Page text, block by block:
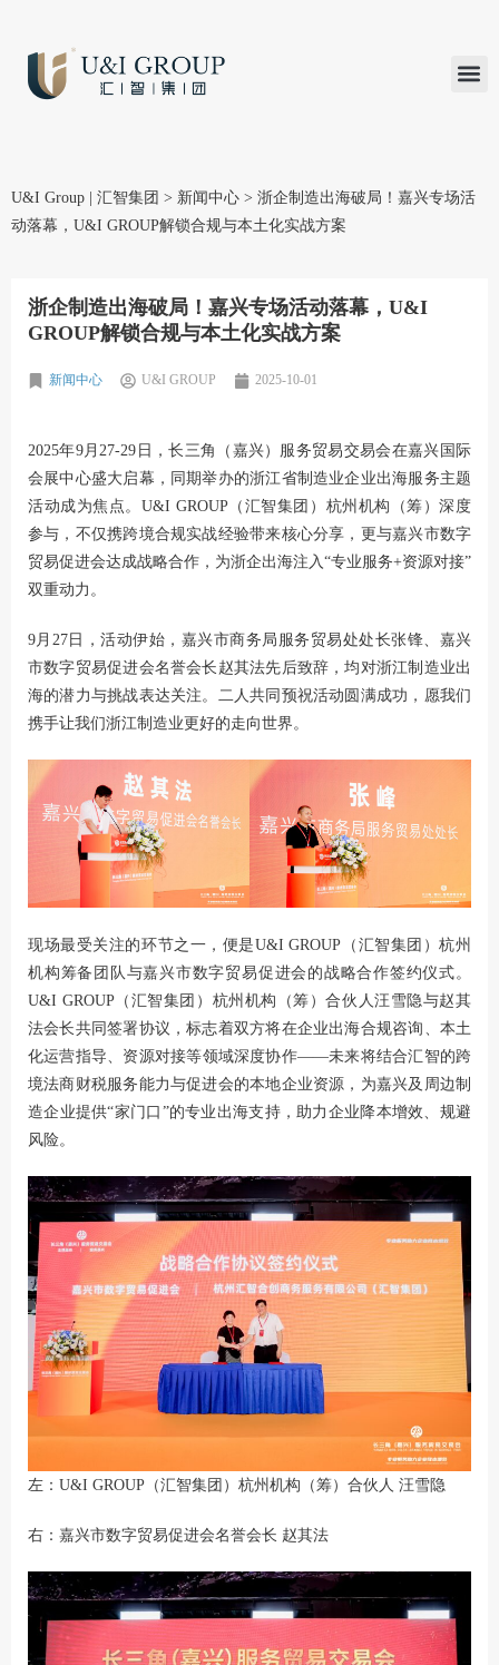
U&I Group | 汇智集团 > 新闻中心 > 浙企制造出海破局！嘉兴专场活
动落幕，U&I GROUP解锁合规与本土化实战方案
浙企制造出海破局！嘉兴专场活动落幕，U&I
GROUP解锁合规与本土化实战方案
新闻中心 U&I GROUP 2025-10-01
2025年9月27-29日，长三角（嘉兴）服务贸易交易会在嘉兴国际
会展中心盛大启幕，同期举办的浙江省制造业企业出海服务主题
活动成为焦点。 U&I GROUP（汇智集团） 杭州机构（筹）深度
参与，不仅携跨境合规实战经验带来核心分享，更与嘉兴市数字
贸易促进会达成战略合作，为浙企出海注入“专业服务+资源对接”
双重动力。
9月27日，活动伊始，嘉兴市商务局服务贸易处处长张锋、嘉兴
市数字贸易促进会名誉会长赵其法先后致辞，均对浙江制造业出
海的潜力与挑战表达关注。二人共同预祝活动圆满成功，愿我们
携手让我们浙江制造业更好的走向世界。
现场最受关注的环节之一，便是U&I GROUP（汇智集团）杭州
机构筹备团队与嘉兴市数字贸易促进会的战略合作签约仪式。
U&I GROUP（汇智集团）杭州机构（筹）合伙人汪雪隐与赵其
法会长共同签署协议，标志着双方将在企业出海合规咨询、本土
化运营指导、资源对接等领域深度协作——未来将结合汇智的跨
境法商财税服务能力与促进会的本地企业资源，为嘉兴及周边制
造企业提供“家门口”的专业出海支持，助力企业降本增效、规避
风险。
左：U&I GROUP（汇智集团）杭州机构（筹）合伙人 汪雪隐
右：嘉兴市数字贸易促进会名誉会长 赵其法